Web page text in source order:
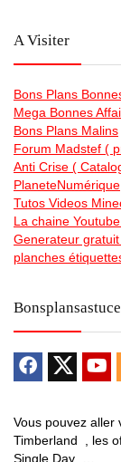
A Visiter
Bons Plans
Mega Bonnes
Bons Plans Malins
Forum Madstef (
Anti Crise (
PlaneteNumérique
Tutos Videos
La chaine
Generateur
planches
Vous pouvez aller
Timberland , les
Single Day …